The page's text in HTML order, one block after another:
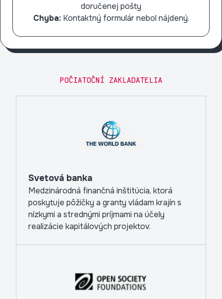
doručenej pošty
Chyba:Kontaktný formulár nebol nájdený.
POČIATOČNÍ ZAKLADATELIA
Svetová banka
Medzinárodná finančná inštitúcia, ktorá
poskytuje pôžičky a granty vládam krajín s
nízkymi a strednými príjmami na účely
realizácie kapitálových projektov.